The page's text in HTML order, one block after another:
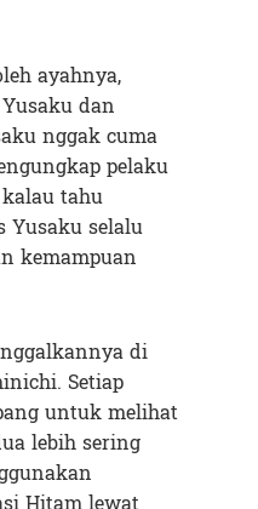
ayahnya,
dan
nggak cuma
pelaku
tahu
Yusaku selalu
kemampuan
di
Setiap
untuk melihat
lebih sering